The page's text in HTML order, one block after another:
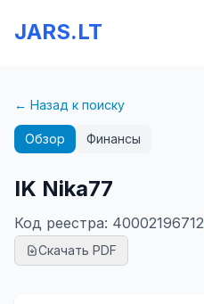
JARS.LT
← Назад к поиску
Обзор Финансы
IK Nika77
Код реестра: 40002196712
Скачать PDF